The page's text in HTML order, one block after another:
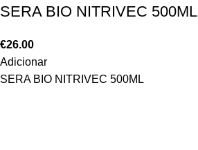
SERA BIO NITRIVEC 500ML
€26.00
Adicionar
SERA BIO NITRIVEC 500ML